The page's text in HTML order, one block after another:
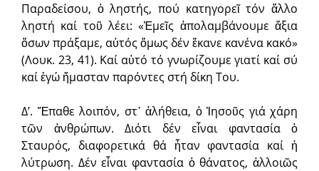
Παραδείσου, ὁ ληστής, πού κατηγορεῖ τόν ἄλλο
ληστή καί τοῦ λέει: «Ἐμεῖς ἀπολαμβάνουμε ἄξια
ὅσων πράξαμε, αὐτός ὅμως δέν ἔκανε κανένα κακό»
(Λουκ. 23, 41). Καί αὐτό τό γνωρίζουμε γιατί καί σύ
καί ἐγώ ἤμασταν παρόντες στή δίκη Του.
Δ’. Ἔπαθε λοιπόν, στ᾽ ἀλήθεια, ὁ Ἰησοῦς γιά χάρη
τῶν ἀνθρώπων. Διότι δέν εἶναι φαντασία ὁ
Σταυρός, διαφορετικά θά ἦταν φαντασία καί ἡ
λύτρωση. Δέν εἶναι φαντασία ὁ θάνατος, ἀλλοιῶς